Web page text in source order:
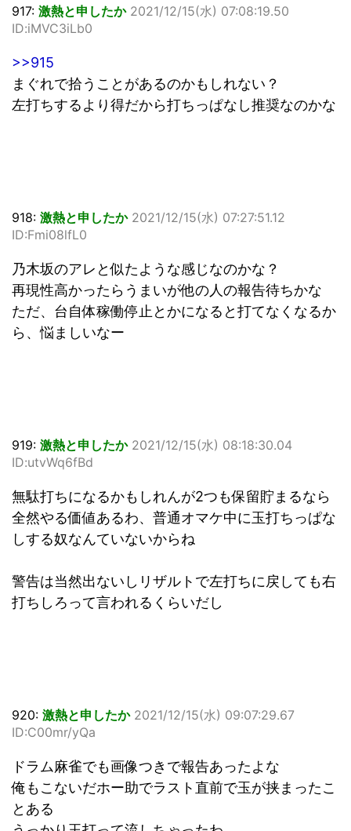
917: 激熱と申したか 2021/12/15(水) 07:08:19.50
ID:iMVC3iLb0
>>915
まぐれで拾うことがあるのかもしれない？
左打ちするより得だから打ちっぱなし推奨なのかな
918: 激熱と申したか 2021/12/15(水) 07:27:51.12
ID:Fmi08lfL0
乃木坂のアレと似たような感じなのかな？
再現性高かったらうまいが他の人の報告待ちかな
ただ、台自体稼働停止とかになると打てなくなるか
ら、悩ましいなー
919: 激熱と申したか 2021/12/15(水) 08:18:30.04
ID:utvWq6fBd
無駄打ちになるかもしれんが2つも保留貯まるなら
全然やる価値あるわ、普通オマケ中に玉打ちっぱな
しする奴なんていないからね
警告は当然出ないしリザルトで左打ちに戻しても右
打ちしろって言われるくらいだし
920: 激熱と申したか 2021/12/15(水) 09:07:29.67
ID:C00mr/yQa
ドラム麻雀でも画像つきで報告あったよな
俺もこないだホー助でラスト直前で玉が挟まったこ
とある